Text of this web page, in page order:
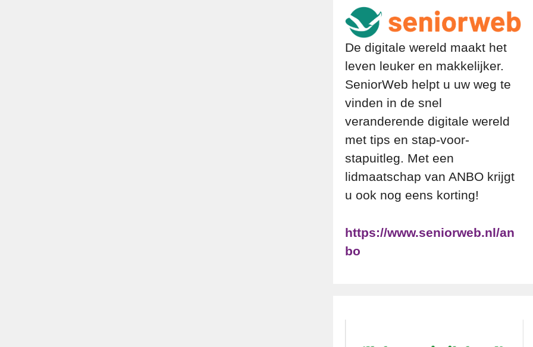
De digitale wereld maakt het
leven leuker en makkelijker.
SeniorWeb helpt u uw weg te
vinden in de snel
veranderende digitale wereld
met tips en stap-voor-
stapuitleg. Met een
lidmaatschap van ANBO krijgt
u ook nog eens korting!
https://www.seniorweb.nl/an
bo